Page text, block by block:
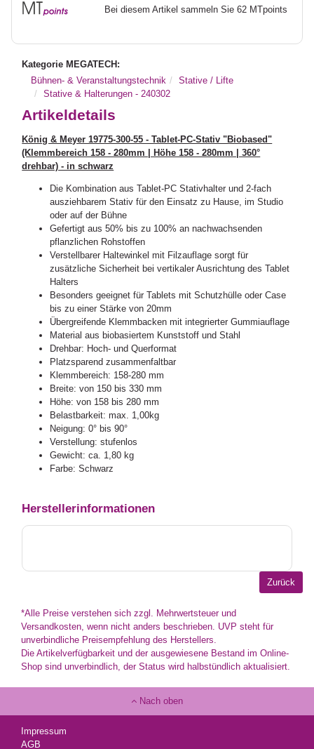
Bei diesem Artikel sammeln Sie 62 MTpoints
Kategorie MEGATECH:
Bühnen- & Veranstaltungstechnik
Stative / Lifte
Stative & Halterungen - 240302
Artikeldetails
König & Meyer 19775-300-55 - Tablet-PC-Stativ "Biobased"
(Klemmbereich 158 - 280mm | Höhe 158 - 280mm | 360°
drehbar) - in schwarz
Die Kombination aus Tablet-PC Stativhalter und 2-fach
ausziehbarem Stativ für den Einsatz zu Hause, im Studio
oder auf der Bühne
Gefertigt aus 50% bis zu 100% an nachwachsenden
pflanzlichen Rohstoffen
Verstellbarer Haltewinkel mit Filzauflage sorgt für
zusätzliche Sicherheit bei vertikaler Ausrichtung des Tablet
Halters
Besonders geeignet für Tablets mit Schutzhülle oder Case
bis zu einer Stärke von 20mm
Übergreifende Klemmbacken mit integrierter Gummiauflage
Material aus biobasiertem Kunststoff und Stahl
Drehbar: Hoch- und Querformat
Platzsparend zusammenfaltbar
Klemmbereich: 158-280 mm
Breite: von 150 bis 330 mm
Höhe: von 158 bis 280 mm
Belastbarkeit: max. 1,00kg
Neigung: 0° bis 90°
Verstellung: stufenlos
Gewicht: ca. 1,80 kg
Farbe: Schwarz
Herstellerinformationen
*Alle Preise verstehen sich zzgl. Mehrwertsteuer und
Versandkosten, wenn nicht anders beschrieben. UVP steht für
unverbindliche Preisempfehlung des Herstellers.
Die Artikelverfügbarkeit und der ausgewiesene Bestand im Online-
Shop sind unverbindlich, der Status wird halbstündlich aktualisiert.
Nach oben
Impressum
AGB